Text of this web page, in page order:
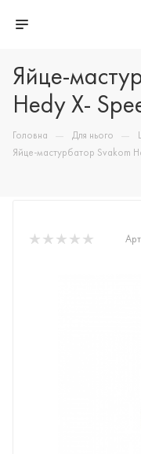
Яйце-
Hedy X-
Головна — Для нього —
Яйце-мастурбатор Svakom